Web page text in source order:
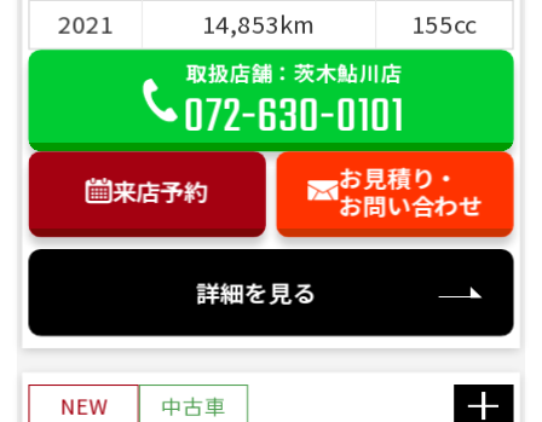
2021 14,853km 155cc
取扱店舗：茨木鮎川店
072-630-0101
来店予約
お見積り・
お問い合わせ
詳細を見る
NEW 中古車